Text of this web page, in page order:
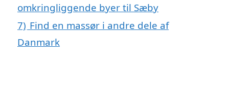
omkringliggende byer til Sæby
7) Find en massør i andre dele af
Danmark